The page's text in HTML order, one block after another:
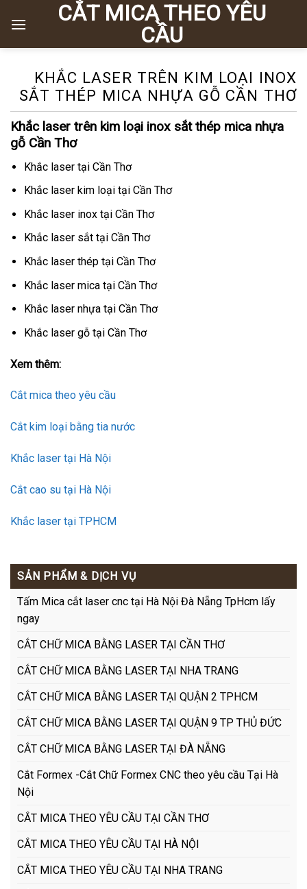
đến
CẮT MICA THEO YÊU
CẦU
KHẮC LASER TRÊN KIM LOẠI INOX
SẮT THÉP MICA NHỰA GỖ CẦN THƠ
Khắc laser trên kim loại inox sắt thép mica nhựa
gỗ Cần Thơ
Khắc laser tại Cần Thơ
Khắc laser kim loại tại Cần Thơ
Khắc laser inox tại Cần Thơ
Khắc laser sắt tại Cần Thơ
Khắc laser thép tại Cần Thơ
Khắc laser mica tại Cần Thơ
Khắc laser nhựa tại Cần Thơ
Khắc laser gỗ tại Cần Thơ
Xem thêm:
Cắt mica theo yêu cầu
Cắt kim loại bằng tia nước
Khắc laser tại Hà Nội
Cắt cao su tại Hà Nội
Khắc laser tại TPHCM
SẢN PHẨM & DỊCH VỤ
Tấm Mica cắt laser cnc tại Hà Nội Đà Nẵng TpHcm lấy
ngay
CẮT CHỮ MICA BẰNG LASER TẠI CẦN THƠ
CẮT CHỮ MICA BẰNG LASER TẠI NHA TRANG
CẮT CHỮ MICA BẰNG LASER TẠI QUẬN 2 TPHCM
CẮT CHỮ MICA BẰNG LASER TẠI QUẬN 9 TP THỦ ĐỨC
CẮT CHỮ MICA BẰNG LASER TẠI ĐÀ NẴNG
Cắt Formex -Cắt Chữ Formex CNC theo yêu cầu Tại Hà
Nội
CẮT MICA THEO YÊU CẦU TẠI CẦN THƠ
CẮT MICA THEO YÊU CẦU TẠI HÀ NỘI
CẮT MICA THEO YÊU CẦU TẠI NHA TRANG